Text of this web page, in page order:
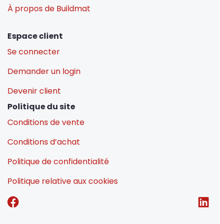
À propos de Buildmat
Espace client
Se connecter
Demander un login
Devenir client
Politique du site
Conditions de vente
Conditions d’achat
Politique de confidentialité
Politique relative aux cookies